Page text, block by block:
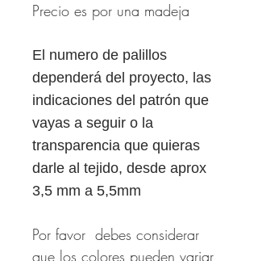
Precio es por una madeja
El numero de palillos
dependerá del proyecto, las
indicaciones del patrón que
vayas a seguir o la
transparencia que quieras
darle al tejido, desde aprox
3,5 mm a 5,5mm
Por favor debes considerar
que los colores pueden variar